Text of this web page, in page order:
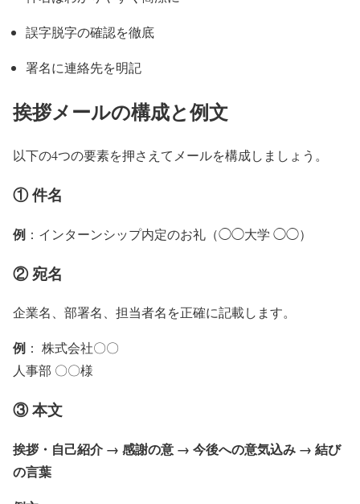
誤字脱字の確認を徹底
署名に連絡先を明記
挨拶メールの構成と例文
以下の4つの要素を押さえてメールを構成しましょう。
① 件名
例 ：インターンシップ内定のお礼（◯◯大学 ◯◯）
② 宛名
企業名、部署名、担当者名を正確に記載します。
例 ： 株式会社〇〇
人事部 〇〇様
③ 本文
挨拶・自己紹介 → 感謝の意 → 今後への意気込み → 結び
の言葉